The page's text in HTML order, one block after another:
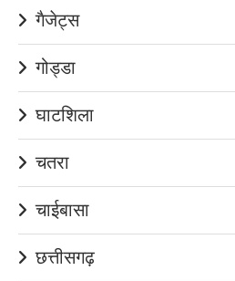
गैजेट्स
गोड्डा
घाटशिला
चतरा
चाईबासा
छत्तीसगढ़